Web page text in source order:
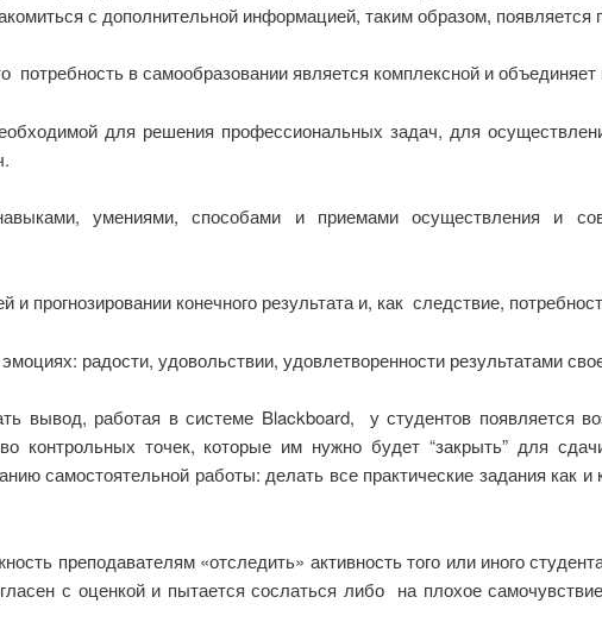
с дополнительной информацией, таким образом, появляется
потребность в самообразовании является комплексной и
для решения профессиональных задач, для
умениями, способами и приемами осуществления и
и прогнозировании конечного результата и, как следствие,
радости, удовольствии, удовлетворенности результатами
вывод, работая в системе Blackboard, у студентов появляется
контрольных точек, которые им нужно будет “закрыть” для
самостоятельной работы: делать все практические задания как
преподавателям «отследить» активность того или иного
с оценкой и пытается сослаться либо на плохое